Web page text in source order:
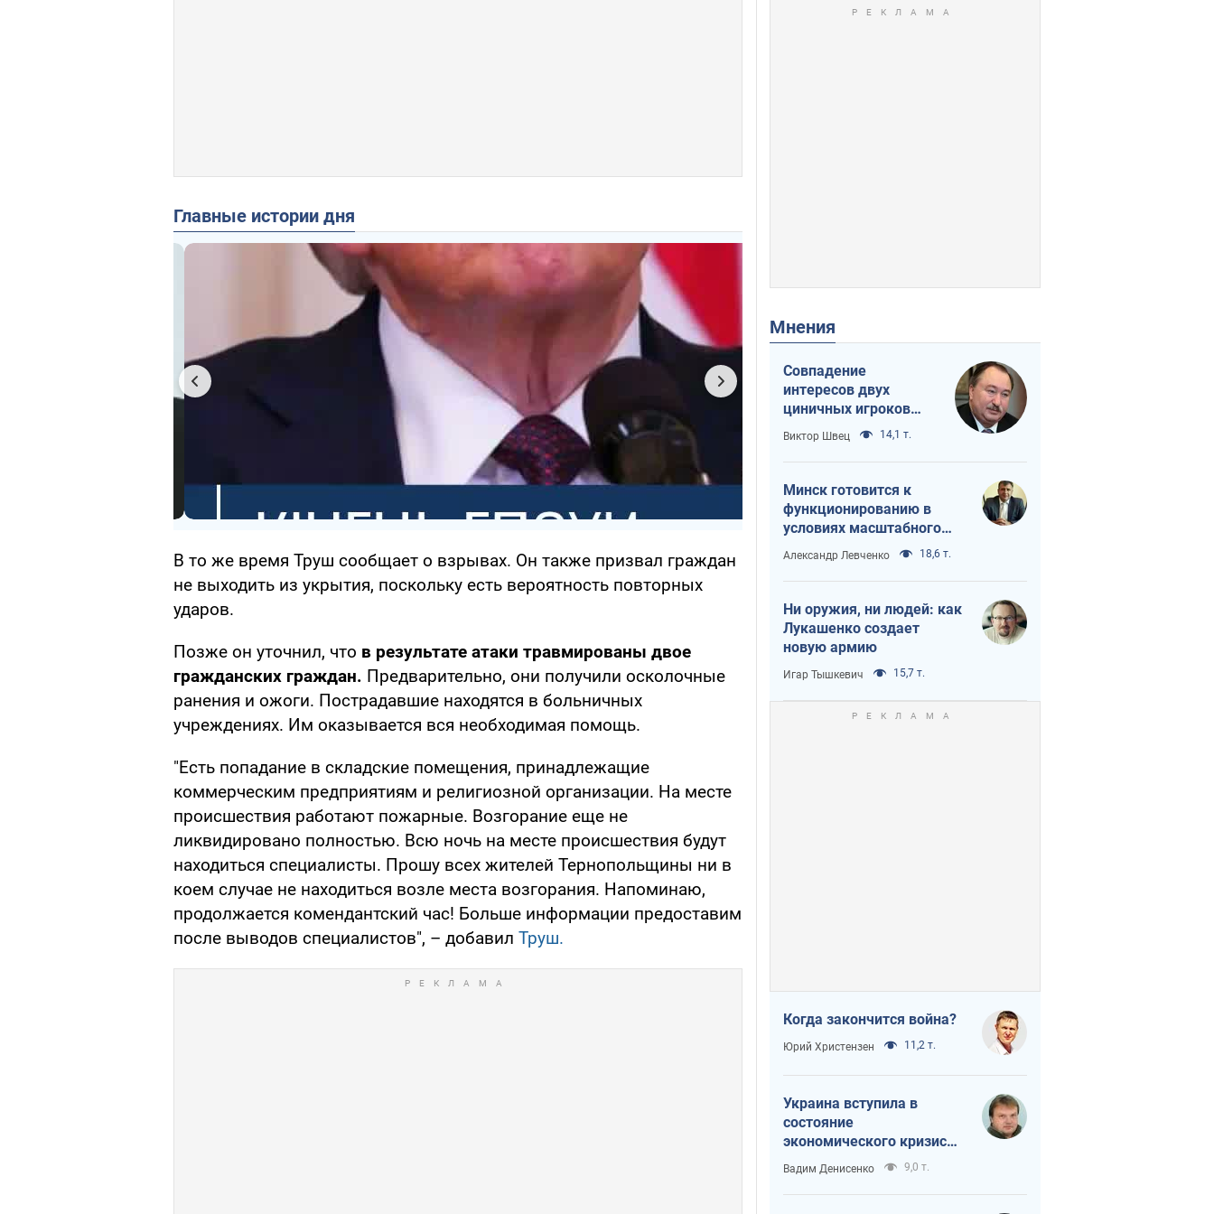
Главные истории дня
В то же время Труш сообщает о взрывах. Он также призвал граждан
не выходить из укрытия, поскольку есть вероятность повторных
ударов.
Позже он уточнил, что в результате атаки травмированы двое
гражданских граждан. Предварительно, они получили осколочные
ранения и ожоги. Пострадавшие находятся в больничных
учреждениях. Им оказывается вся необходимая помощь.
"Есть попадание в складские помещения, принадлежащие
коммерческим предприятиям и религиозной организации. На месте
происшествия работают пожарные. Возгорание еще не
ликвидировано полностью. Всю ночь на месте происшествия будут
находиться специалисты. Прошу всех жителей Тернопольщины ни в
коем случае не находиться возле места возгорания. Напоминаю,
продолжается комендантский час! Больше информации предоставим
после выводов специалистов", – добавил Труш.
Мнения
Совпадение
интересов двух
циничных игроков
или тайный план
Трампа и Путина?
Виктор Швец 14,1 т.
Минск готовится к
функционированию в
условиях масштабного
военного кризиса
Александр Левченко 18,6 т.
Ни оружия, ни людей: как
Лукашенко создает
новую армию
Игар Тышкевич 15,7 т.
Когда закончится война?
Юрий Христензен 11,2 т.
Украина вступила в
состояние
экономического кризиса.
Есть ли свет в конце
туннеля?
Вадим Денисенко 9,0 т.